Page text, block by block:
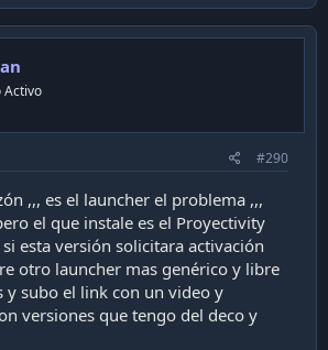
Activo
#290
,,, es el launcher el problema ,,,
el que instale es el Proyectivity
esta versión solicitara activación
otro launcher mas genérico y libre
y subo el link con un video y
versiones que tengo del deco y